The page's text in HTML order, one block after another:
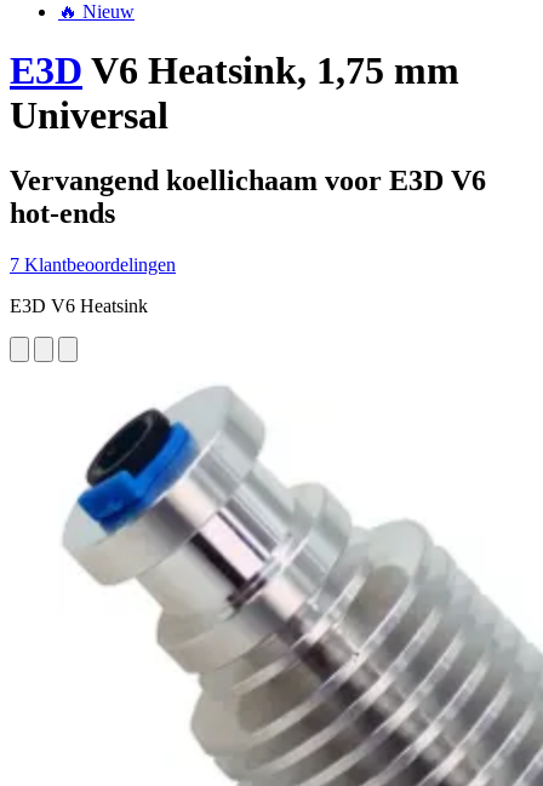
🔥 Nieuw
E3D V6 Heatsink, 1,75 mm
Universal
Vervangend koellichaam voor E3D V6
hot-ends
7 Klantbeoordelingen
E3D V6 Heatsink